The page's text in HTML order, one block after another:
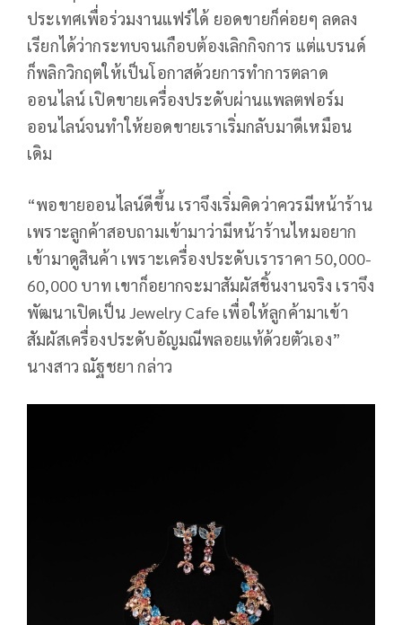
ประเทศเพื่อร่วมงานแฟร์ได้ ยอดขายก็ค่อยๆ ลดลง
เรียกได้ว่ากระทบจนเกือบต้องเลิกกิจการ แต่แบรนด์
ก็พลิกวิกฤตให้เป็นโอกาสด้วยการทำการตลาด
ออนไลน์ เปิดขายเครื่องประดับผ่านแพลตฟอร์ม
ออนไลน์จนทำให้ยอดขายเราเริ่มกลับมาดีเหมือน
เดิม
“พอขายออนไลน์ดีขึ้น เราจึงเริ่มคิดว่าควรมีหน้าร้าน
เพราะลูกค้าสอบถามเข้ามาว่ามีหน้าร้านไหมอยาก
เข้ามาดูสินค้า เพราะเครื่องประดับเราราคา 50,000-
60,000 บาท เขาก็อยากจะมาสัมผัสชิ้นงานจริง เราจึง
พัฒนาเปิดเป็น Jewelry Cafe เพื่อให้ลูกค้ามาเข้า
สัมผัสเครื่องประดับอัญมณีพลอยแท้ด้วยตัวเอง”
นางสาว ณัฐชยา กล่าว